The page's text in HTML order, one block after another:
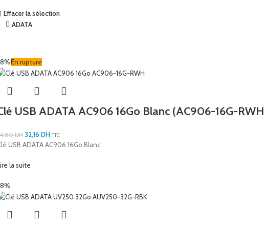
Effacer la sélection
ADATA
En rupture
USB ADATA AC906 16Go Blanc (AC906-16G-
DH 32,16 DH TTC
USB ADATA AC906 16Go Blanc
la suite